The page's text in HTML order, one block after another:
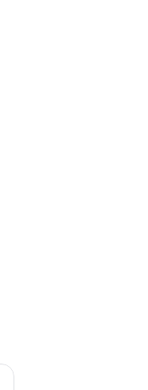
Wochenende, Aug.